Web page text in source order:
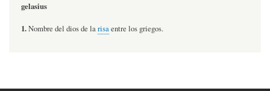
gelasius
1.Nombre del dios de larisaentre los griegos.